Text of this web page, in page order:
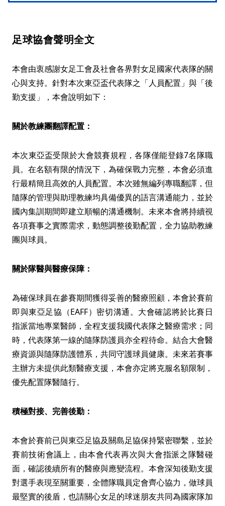
足球協會聲明全文
本會由衷感謝女足工會及社會各界對女足國家代表隊的關
心與支持。針對本次東亞盃代表隊之「人員配置」與「後
勤支援」，本會說明如下：
關於教練團翻譯配置：
本次東亞盃受限於大會競賽規程，各隊僅能登錄7名隊職
員。在名額有限的情況下，為確保戰力完整，本會必須進
行最精簡且高效的人員配置。本次雖無編列專職翻譯，但
隨隊的管理與助理教練均具備優異的語言溝通能力，並於
國內集訓期間即建立順暢的溝通機制。未來本會將持續視
各項賽事之實際需求，動態調整後勤配置，全力協助教練
團與球員。
關於隊醫與醫療保障：
為確保球員在參賽期間獲得妥善的醫療照顧，本會於賽前
即與東亞足協（EAFF）密切溝通。大會確認將於比賽日
指派當地專業醫師，全程支援我國代表隊之醫療需求；同
時，代表隊第一線的隨隊防護員亦全程待命。結合大會醫
療資源與隨隊防護體系，共同守護球員健康。未來若賽事
主辦方未提供此類醫療支援，本會亦定將克服名額限制，
優先配置隊醫隨行。
積極對接、完善後勤：
本會於賽前已與東亞足協及關島足協保持緊密聯繫，並於
賽前技術會議上，由本會代表再次與大會指派之隊醫碰
面，確認後續所有的醫療與應變流程。本會深知後勤支援
對選手表現至關重要，全體隊職員定會齊心協力，做球員
最堅實的後盾，也請關心女足的球迷朋友共同為國家隊加